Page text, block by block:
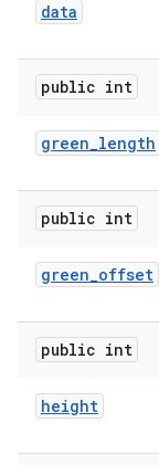
data
public int
green_length
public int
green_offset
public int
height